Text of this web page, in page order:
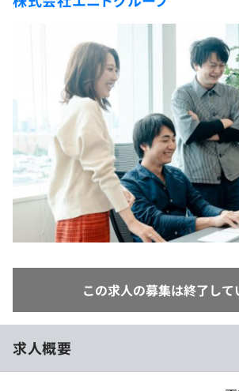
新卒エージェント
イベント・セミナー
インタビュー
就活成功ガイド
リファレンス
プラン
個人向けプラン
法人向けプラン
学校向けプラン
再チャレンジ結果一覧
paiza times
この求人の募集は終了して
求人概要